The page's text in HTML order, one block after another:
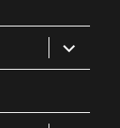
ouvrir
le
sous-